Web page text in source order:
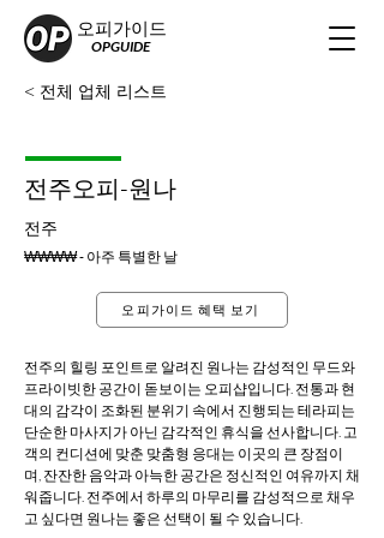
오피가이드
OPGUIDE
< 전체 업체 리스트
전주오피-원나
전주
₩₩₩₩ - 아주 특별한 날
오피가이드 혜택 보기
전주의 힐링 포인트로 알려진 원나는 감성적인 무드와
프라이빗한 공간이 돋보이는 오피샵입니다. 전통과 현
대의 감각이 조화된 분위기 속에서 진행되는 테라피는
단순한 마사지가 아닌 감각적인 휴식을 선사합니다. 고
객의 컨디션에 맞춘 맞춤형 응대는 이곳의 큰 장점이
며, 잔잔한 음악과 아늑한 공간은 정신적인 여유까지 채
워줍니다. 전주에서 하루의 마무리를 감성적으로 채우
고 싶다면 원나는 좋은 선택이 될 수 있습니다.